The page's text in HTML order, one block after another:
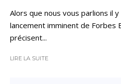
Alors que nous vous parlions il
lancement imminent de Forbes
précisent...
LIRE LA SUITE